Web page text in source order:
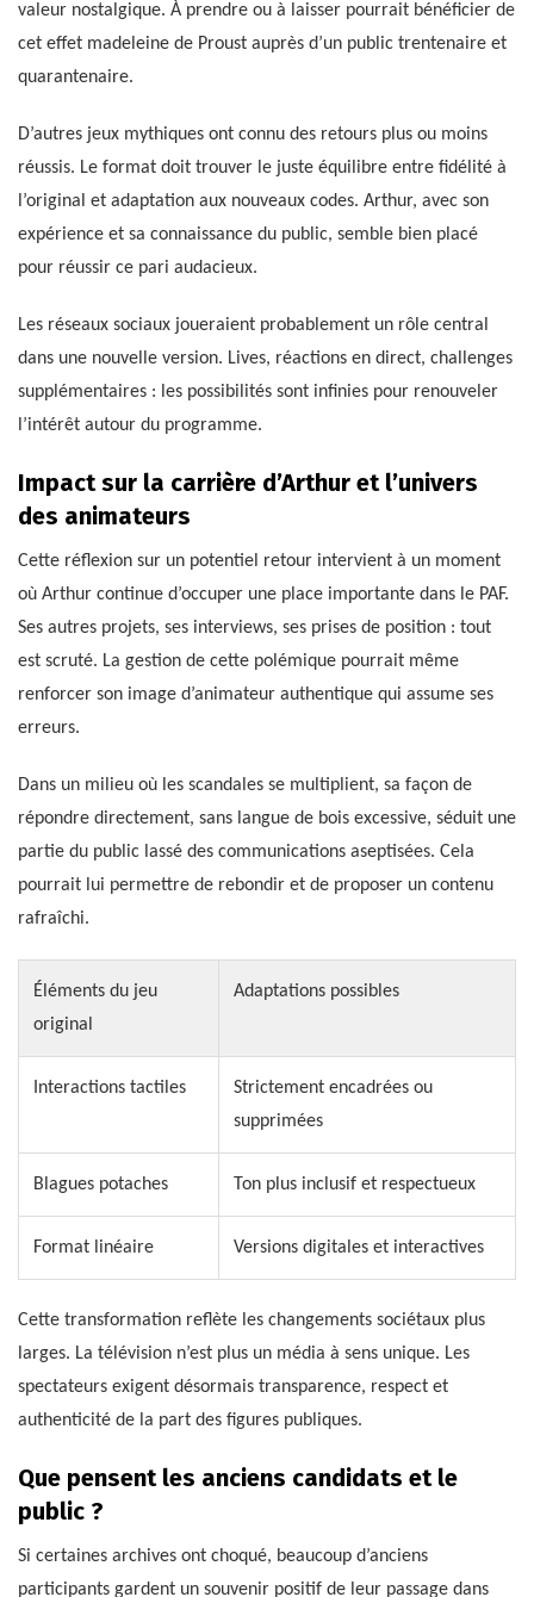
valeur nostalgique. À prendre ou à laisser pourrait bénéficier de
cet effet madeleine de Proust auprès d’un public trentenaire et
quarantenaire.
D’autres jeux mythiques ont connu des retours plus ou moins
réussis. Le format doit trouver le juste équilibre entre fidélité à
l’original et adaptation aux nouveaux codes. Arthur, avec son
expérience et sa connaissance du public, semble bien placé
pour réussir ce pari audacieux.
Les réseaux sociaux joueraient probablement un rôle central
dans une nouvelle version. Lives, réactions en direct, challenges
supplémentaires : les possibilités sont infinies pour renouveler
l’intérêt autour du programme.
Impact sur la carrière d’Arthur et l’univers
des animateurs
Cette réflexion sur un potentiel retour intervient à un moment
où Arthur continue d’occuper une place importante dans le PAF.
Ses autres projets, ses interviews, ses prises de position : tout
est scruté. La gestion de cette polémique pourrait même
renforcer son image d’animateur authentique qui assume ses
erreurs.
Dans un milieu où les scandales se multiplient, sa façon de
répondre directement, sans langue de bois excessive, séduit une
partie du public lassé des communications aseptisées. Cela
pourrait lui permettre de rebondir et de proposer un contenu
rafraîchi.
Éléments du jeu
original
Adaptations possibles
Interactions tactiles
Strictement encadrées ou
supprimées
Blagues potaches Ton plus inclusif et respectueux
Format linéaire Versions digitales et interactives
Cette transformation reflète les changements sociétaux plus
larges. La télévision n’est plus un média à sens unique. Les
spectateurs exigent désormais transparence, respect et
authenticité de la part des figures publiques.
Que pensent les anciens candidats et le
public ?
Si certaines archives ont choqué, beaucoup d’anciens
participants gardent un souvenir positif de leur passage dans